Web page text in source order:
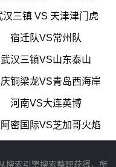
汉三镇 VS 天津津门虎
宿迁队VS常州队
武汉三镇VS山东泰山
铜梁龙VS青岛西海岸
河南VS大连英博
密国际VS芝加哥火焰
搜索引擎搜索整理获得，所